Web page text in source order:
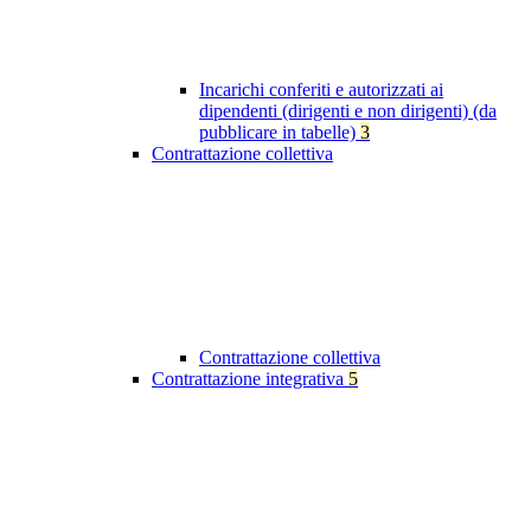
Incarichi conferiti e autorizzati ai
dipendenti (dirigenti e non dirigenti) (da
pubblicare in tabelle) 3
Contrattazione collettiva
Contrattazione collettiva
Contrattazione integrativa 5